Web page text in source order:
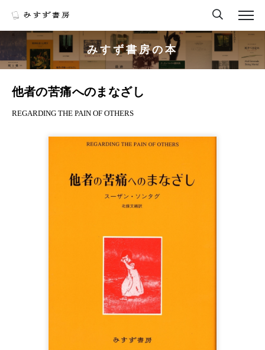
みすず書房の本
他者の苦痛へのまなざし
REGARDING THE PAIN OF OTHERS